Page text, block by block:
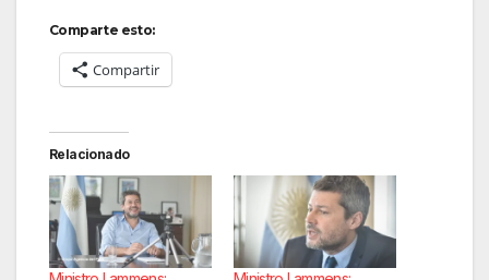
Comparte esto:
Compartir
Relacionado